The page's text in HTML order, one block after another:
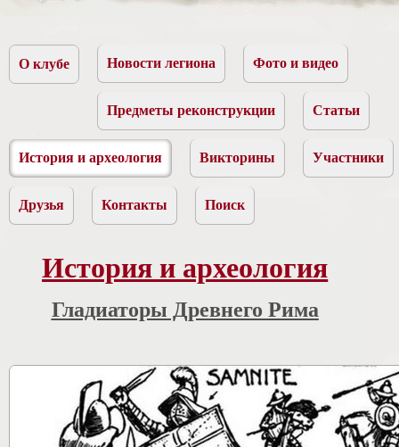
О клубе Новости легиона Фото и видео
Предметы реконструкции Статьи
История и археология Викторины Участники
Друзья Контакты Поиск
История и археология
Гладиаторы Древнего Рима